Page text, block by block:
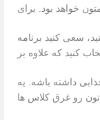
خواهد بود. برای
سعی کنید برنامه
کنید که علاوه بر
داشته باشه. یه
رو غرق کلاس ها